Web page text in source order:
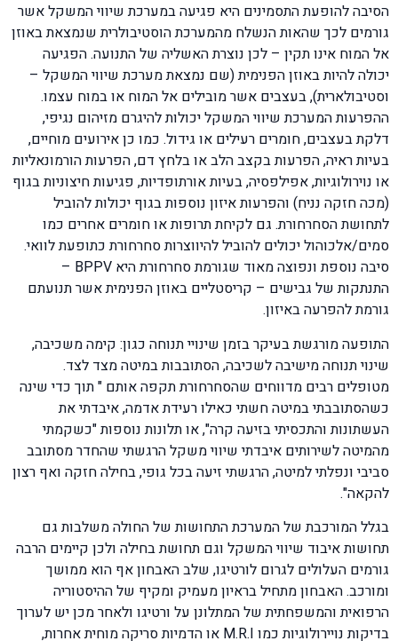
הסיבה להופעת התסמינים היא פגיעה במערכת שיווי המשקל אשר
גורמים לכך שהאות הנשלח מהמערכת הוסטיבולרית שנמצאת באוזן
אל המוח אינו תקין – לכן נוצרת האשליה של התנועה. הפגיעה
יכולה להיות באוזן הפנימית (שם נמצאת מערכת שיווי המשקל –
וסטיבולארית), בעצבים אשר מובילים אל המוח או במוח עצמו.
ההפרעות המערכת שיווי המשקל יכולות להיגרם מזיהום נגיפי,
דלקת בעצבים, חומרים רעילים או גידול. כמו כן אירועים מוחיים,
בעיות ראיה, הפרעות בקצב הלב או בלחץ דם, הפרעות הורמונאליות
או נוירולוגיות, אפילפסיה, בעיות אורתופדיות, פגיעות חיצוניות בגוף
(מכה חזקה נניח) והפרעות איזון נוספות בגוף יכולות להוביל
לתחושת הסחרחורת. גם לקיחת תרופות או חומרים אחרים כמו
סמים/אלכוהול יכולים להוביל להיווצרות סחרחורת כתופעת לוואי.
סיבה נוספת ונפוצה מאוד שגורמת סחרחורת היא BPPV –
התנתקות של גבישים – קריסטליים באוזן הפנימית אשר תנועתם
גורמת להפרעה באיזון.
התופעה מורגשת בעיקר בזמן שינויי תנוחה כגון: קימה משכיבה,
שינוי תנוחה מישיבה לשכיבה, הסתובבות במיטה מצד לצד.
מטופלים רבים מדווחים שהסחרחורת תקפה אותם " תוך כדי שינה
כשהסתובבתי במיטה חשתי כאילו רעידת אדמה, איבדתי את
העשתונות והתכסיתי בזיעה קרה", או תלונות נוספות "כשקמתי
מהמיטה לשירותים איבדתי שיווי משקל הרגשתי שהחדר מסתובב
סביבי ונפלתי למיטה, הרגשתי זיעה בכל גופי, בחילה חזקה ואף רצון
להקאה".
בגלל המורכבת של המערכת התחושות של החולה משלבות גם
תחושות איבוד שיווי המשקל וגם תחושת בחילה ולכן קיימים הרבה
גורמים העלולים לגרום לורטיגו, שלב האבחון אף הוא ממושך
ומורכב. האבחון מתחיל בראיון מעמיק ומקיף של ההיסטוריה
הרפואית והמשפחתית של המתלונן על ורטיגו ולאחר מכן יש לערוך
בדיקות נויירולוגיות כמו M.R.I או הדמיות סריקה מוחית אחרות,